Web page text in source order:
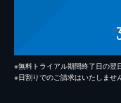
※無料トライアル期間終了日の翌
※日割りでのご請求はいたしません